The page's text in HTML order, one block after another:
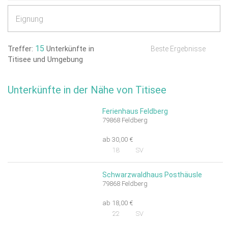
Eignung
Treffer: 15 Unterkünfte in
Titisee und Umgebung
Beste Ergebnisse
Unterkünfte in der Nähe von Titisee
Ferienhaus Feldberg
79868 Feldberg
ab 30,00 €
18
SV
Schwarzwaldhaus Posthäusle
79868 Feldberg
ab 18,00 €
22
SV